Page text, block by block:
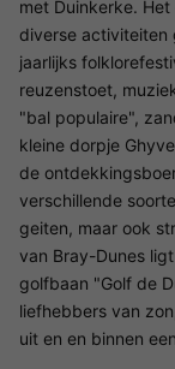
met Duinkerke.
diverse activiteiten
jaarlijks
reuzenstoet,
"bal populaire",
kleine dorpje
de
verschillende
geiten, maar ook
van Bray-Dunes
golfbaan "Golf de
liefhebbers van
uit en en binnen